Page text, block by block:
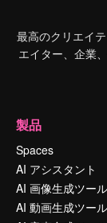
最高のクリエイ
エイター、企業
製品
Spaces
AI アシスタント
AI 画像生成ツール
AI 動画生成ツール